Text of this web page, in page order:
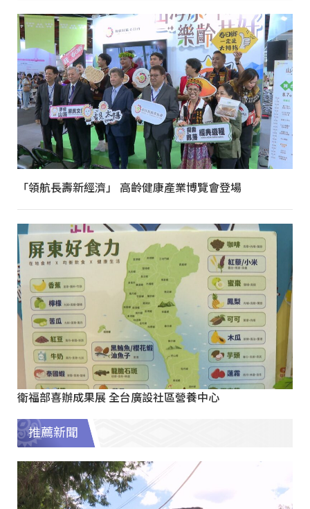
「領航長壽新經濟」 高齡健康產業博覽會登場
衛福部喜辦成果展 全台廣設社區營養中心
推薦新聞